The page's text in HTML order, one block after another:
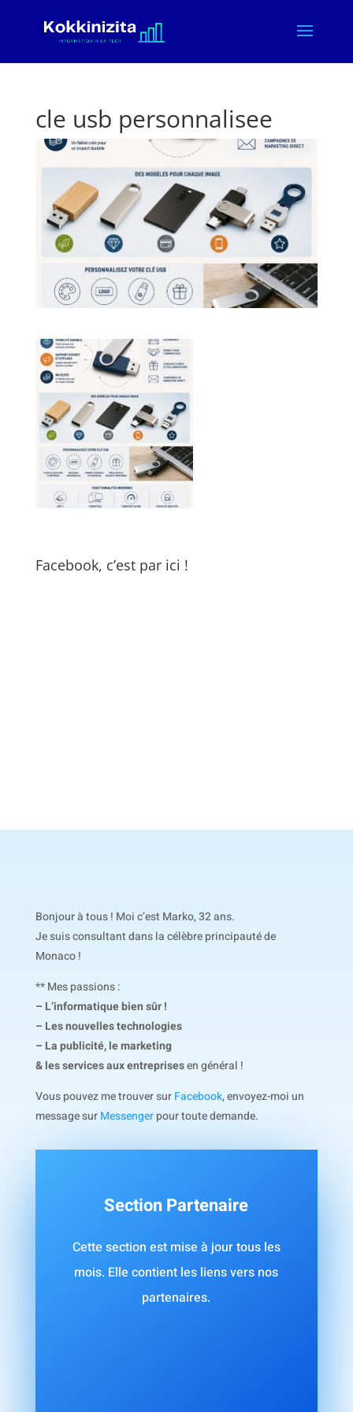
cle usb personnalisee
Facebook, c’est par ici !
Bonjour à tous ! Moi c’est Marko, 32 ans.
Je suis consultant dans la célèbre principauté de
Monaco !
** Mes passions :
– L’informatique bien sûr !
– Les nouvelles technologies
– La publicité, le marketing
& les services aux entreprisesen général !
Vous pouvez me trouver sur Facebook, envoyez-moi un
message sur Messenger pour toute demande.
Section Partenaire
Cette section est mise à jour tous les
mois. Elle contient les liens vers nos
partenaires.